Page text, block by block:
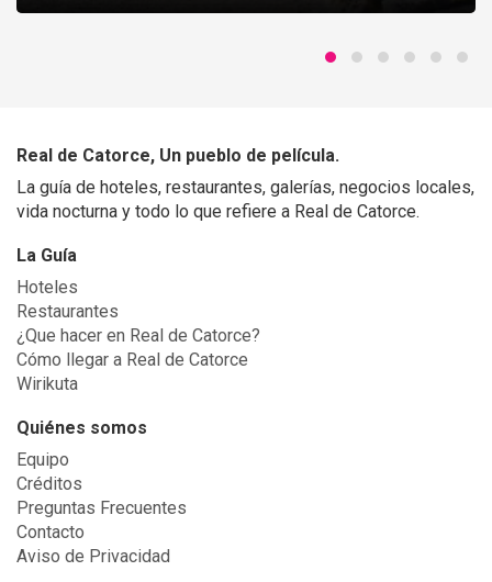
Real de Catorce, Un pueblo de película.
La guía de hoteles, restaurantes, galerías, negocios locales,
vida nocturna y todo lo que refiere a Real de Catorce.
La Guía
Hoteles
Restaurantes
¿Que hacer en Real de Catorce?
Cómo llegar a Real de Catorce
Wirikuta
Quiénes somos
Equipo
Créditos
Preguntas Frecuentes
Contacto
Aviso de Privacidad